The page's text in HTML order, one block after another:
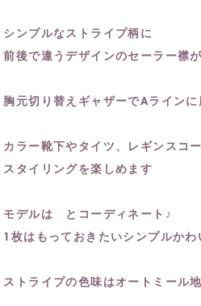
シンプルなストライプ柄に
前後で違うデザインのセーラー襟
胸元切り替えギャザーでAラインに
カラー靴下やタイツ、レギンスコ
スタイリングを楽しめます
モデルは とコーディネート♪
1枚はもっておきたいシンプルか
ストライプの色味はオートミール